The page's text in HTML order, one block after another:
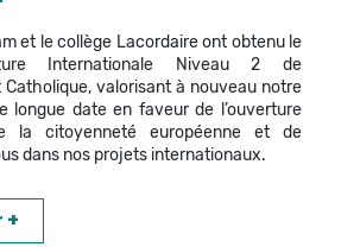
et le collège Lacordaire ont obtenu le
Internationale Niveau 2 de
Catholique, valorisant à nouveau notre
longue date en faveur de l’ouverture
la citoyenneté européenne et de
dans nos projets internationaux.
+